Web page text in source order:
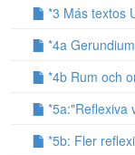
*3 Más textos
*4a
*4b Rum och
*5a:"Reflexiva
*5b: Fler